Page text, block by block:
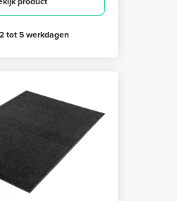
2 tot 5 werkdagen